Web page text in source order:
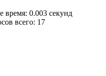
время: 0.003 секунд
всего: 17